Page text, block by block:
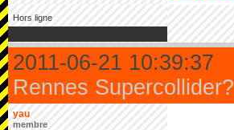
Hors ligne
2011-06-21 10:39:37
Rennes Supercollider?
yau
membre